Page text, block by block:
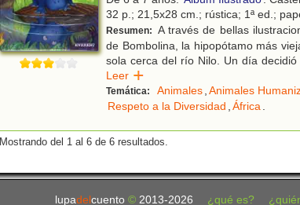
32 p.; 21,5x28 cm.; rústica; 1ª ed.;
Resumen: A través de bellas
de Bombolina, la hipopótamo más
sola cerca del río Nilo. Un día
Leer
Temática: Animales,Animales
Respeto a la Diversidad ,África.
Mostrando del 1 al 6 de 6 resultados.
lupadel cuento © 2013-2026 ¿qué es?